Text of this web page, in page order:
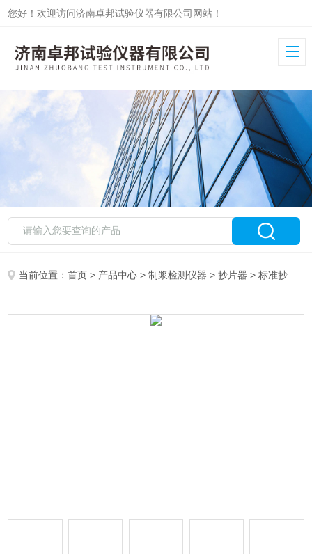
您好！欢迎访问济南卓邦试验仪器有限公司网站！
当前位置：首页 > 产品中心 >制浆检测仪器 >抄片器 > 标准抄片机